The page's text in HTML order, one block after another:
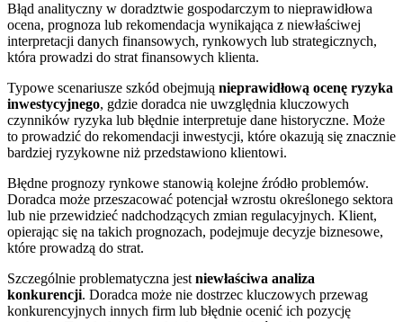
Błąd analityczny w doradztwie gospodarczym to nieprawidłowa
ocena, prognoza lub rekomendacja wynikająca z niewłaściwej
interpretacji danych finansowych, rynkowych lub strategicznych,
która prowadzi do strat finansowych klienta.
Typowe scenariusze szkód obejmują nieprawidłową ocenę ryzyka
inwestycyjnego, gdzie doradca nie uwzględnia kluczowych
czynników ryzyka lub błędnie interpretuje dane historyczne. Może
to prowadzić do rekomendacji inwestycji, które okazują się znacznie
bardziej ryzykowne niż przedstawiono klientowi.
Błędne prognozy rynkowe stanowią kolejne źródło problemów.
Doradca może przeszacować potencjał wzrostu określonego sektora
lub nie przewidzieć nadchodzących zmian regulacyjnych. Klient,
opierając się na takich prognozach, podejmuje decyzje biznesowe,
które prowadzą do strat.
Szczególnie problematyczna jestniewłaściwa analiza
konkurencji. Doradca może nie dostrzec kluczowych przewag
konkurencyjnych innych firm lub błędnie ocenić ich pozycję